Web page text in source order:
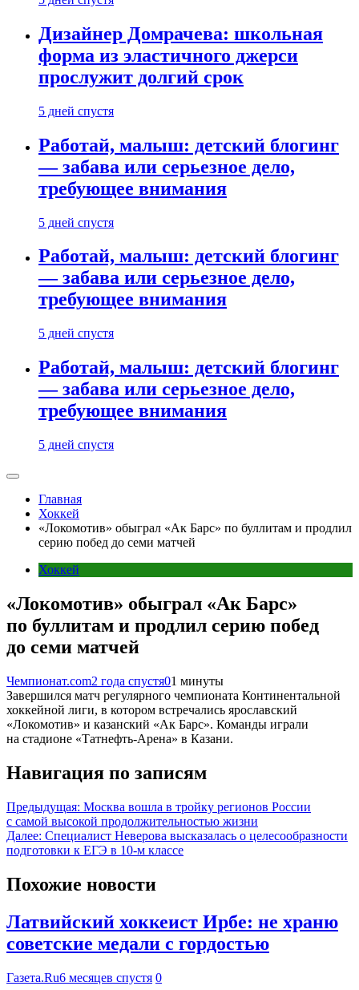
Дизайнер Домрачева: школьная
форма из эластичного джерси
прослужит долгий срок
5 дней спустя
Работай, малыш: детский блогинг
— забава или серьезное дело,
требующее внимания
5 дней спустя
Работай, малыш: детский блогинг
— забава или серьезное дело,
требующее внимания
5 дней спустя
Работай, малыш: детский блогинг
— забава или серьезное дело,
требующее внимания
5 дней спустя
Главная
Хоккей
«Локомотив» обыграл «Ак Барс» по буллитам и продлил
серию побед до семи матчей
Хоккей
«Локомотив» обыграл «Ак Барс»
по буллитам и продлил серию побед
до семи матчей
Чемпионат.com2 года спустя01 минуты
Завершился матч регулярного чемпионата Континентальной
хоккейной лиги, в котором встречались ярославский
«Локомотив» и казанский «Ак Барс». Команды играли
на стадионе «Татнефть-Арена» в Казани.
Навигация по записям
Предыдущая: Москва вошла в тройку регионов России
с самой высокой продолжительностью жизни
Далее: Специалист Неверова высказалась о целесообразности
подготовки к ЕГЭ в 10-м классе
Похожие новости
Латвийский хоккеист Ирбе: не храню
советские медали с гордостью
Газета.Ru6 месяцев спустя 0